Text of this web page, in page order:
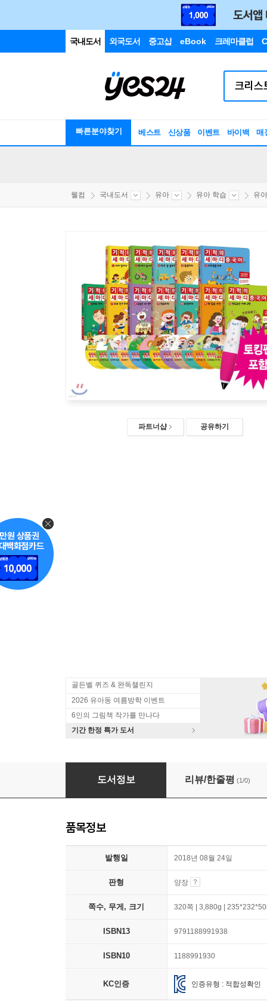
국내도서 외국도서 중고샵 eBook 크레마클럽
빠른분야찾기 베스트 신상품 이벤트 바이백 매
웰컴 국내도서 유아 유아 학습 유
파트너샵 공유하기
골든벨 퀴즈 & 완독챌린지
2026 유아동 여름방학 이벤트
6인의 그림책 작가를 만나다
기간 한정 특가 도서
기적의 세마디 중국어 토킹펜 세트
도서정보 리뷰/한줄평 (1/0)
품목정보
발행일 2018년 08월 24일
판형 양장
쪽수, 무게, 크기 320쪽 | 3,880g |
ISBN13 9791188991938
ISBN10 1188991930
KC인증 인증유형 : 적합성확인